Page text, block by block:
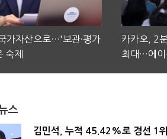
가자산으로…'보관·평가
숙제
카카오, 2
최대…에이
스
김민석, 누적 45.42%로 경선 1